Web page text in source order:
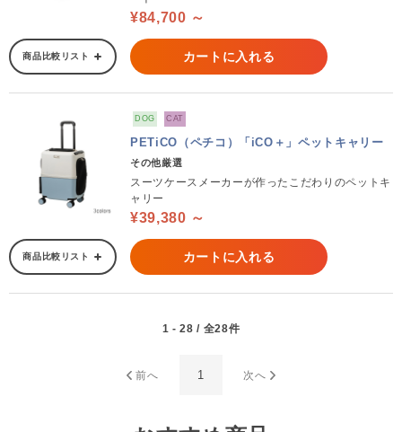
¥84,700 ～
商品比較リスト カートに入れる
DOG CAT
PETiCO（ペチコ）「iCO＋」ペットキャリー
その他厳選
スーツケースメーカーが作ったこだわりのペットキ
ャリー
¥39,380 ～
商品比較リスト カートに入れる
1 - 28 / 全28件
前へ 1 次へ